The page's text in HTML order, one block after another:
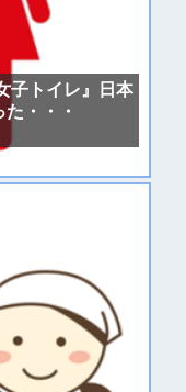
子トイレ』日本
・・・